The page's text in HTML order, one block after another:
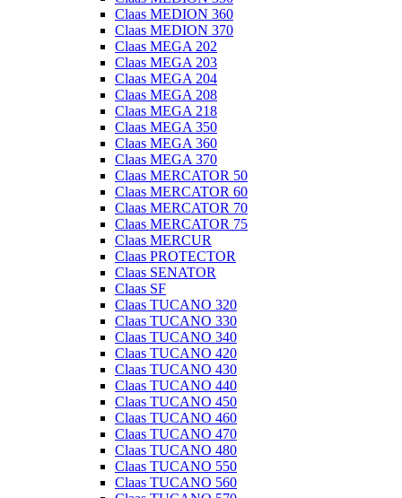
Claas MEDION 360
Claas MEDION 370
Claas MEGA 202
Claas MEGA 203
Claas MEGA 204
Claas MEGA 208
Claas MEGA 218
Claas MEGA 350
Claas MEGA 360
Claas MEGA 370
Claas MERCATOR 50
Claas MERCATOR 60
Claas MERCATOR 70
Claas MERCATOR 75
Claas MERCUR
Claas PROTECTOR
Claas SENATOR
Claas SF
Claas TUCANO 320
Claas TUCANO 330
Claas TUCANO 340
Claas TUCANO 420
Claas TUCANO 430
Claas TUCANO 440
Claas TUCANO 450
Claas TUCANO 460
Claas TUCANO 470
Claas TUCANO 480
Claas TUCANO 550
Claas TUCANO 560